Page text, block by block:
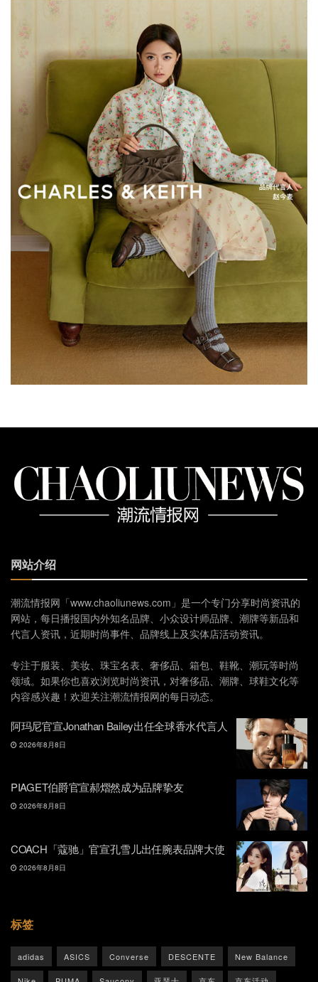
网站介绍
潮流情报网「www.chaoliunews.com」是一个专门分享时尚资讯的
网站，每日播报国内外知名品牌、小众设计师品牌、潮牌等新品和
代言人资讯，近期时尚事件、品牌线上及实体店活动资讯。
专注于服装、美妆、珠宝名表、奢侈品、箱包、鞋靴、潮玩等时尚
领域。如果你也喜欢浏览时尚资讯，对奢侈品、潮牌、球鞋文化等
内容感兴趣！欢迎关注潮流情报网的每日动态。
阿玛尼官宣Jonathan Bailey出任全球香水代言人
2026年8月8日
PIAGET伯爵官宣郝熠然成为品牌挚友
2026年8月8日
COACH「蔻驰」官宣孔雪儿出任腕表品牌大使
2026年8月8日
标签
adidas ASICS Converse DESCENTE New Balance